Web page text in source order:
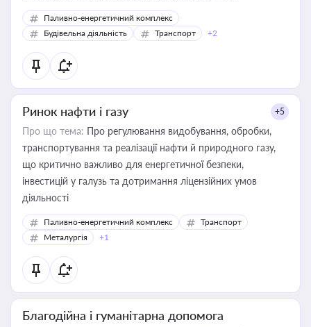
Паливно-енергетичний комплекс
Будівельна діяльність
Транспорт +2
Ринок нафти і газу +5
Про що тема: Про регулювання видобування, обробки,
транспортування та реалізації нафти й природного газу,
що критично важливо для енергетичної безпеки,
інвестицій у галузь та дотримання ліцензійних умов
діяльності
Паливно-енергетичний комплекс
Транспорт
Металургія
+1
Благодійна і гуманітарна допомога